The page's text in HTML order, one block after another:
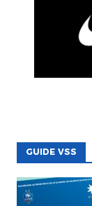
GUIDE VSS